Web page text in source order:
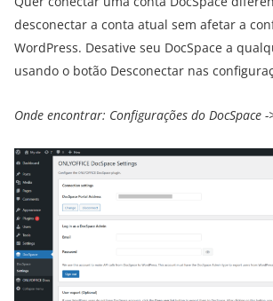
desconectar a conta atual sem afetar a
WordPress. Desative seu DocSpace a
usando o botão Desconectar nas
Onde encontrar: Configurações do DocSpace -